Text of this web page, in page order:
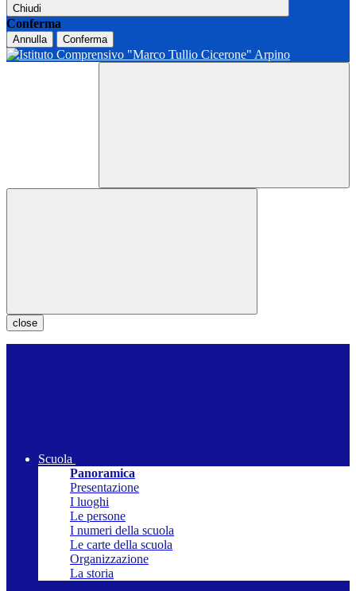
Chiudi
Conferma
Annulla Conferma
close
Scuola
Panoramica
Presentazione
I luoghi
Le persone
I numeri della scuola
Le carte della scuola
Organizzazione
La storia